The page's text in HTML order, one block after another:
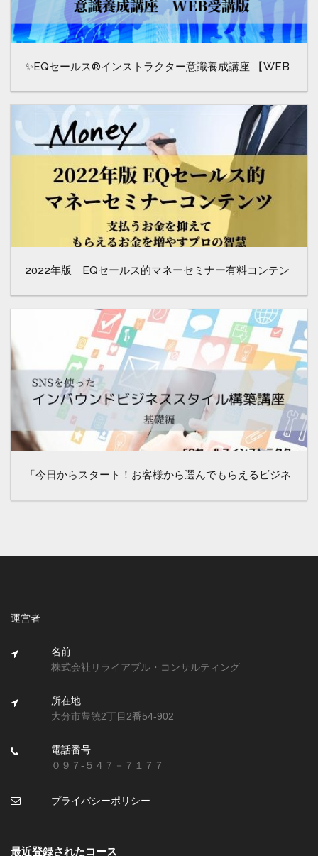
✨EQセールス®インストラクター意識養成講座 【WEB
2022年版 EQセールス的マネーセミナー有料コンテン
「今日からスタート！お客様から選んでもらえるビジネ
運営者
名前
株式会社リライアブル・コンサルティング
所在地
大分市豊饒2丁目2番54-902
電話番号
０９７-５４７－７１７７
プライバシーポリシー
最近登録されたコース